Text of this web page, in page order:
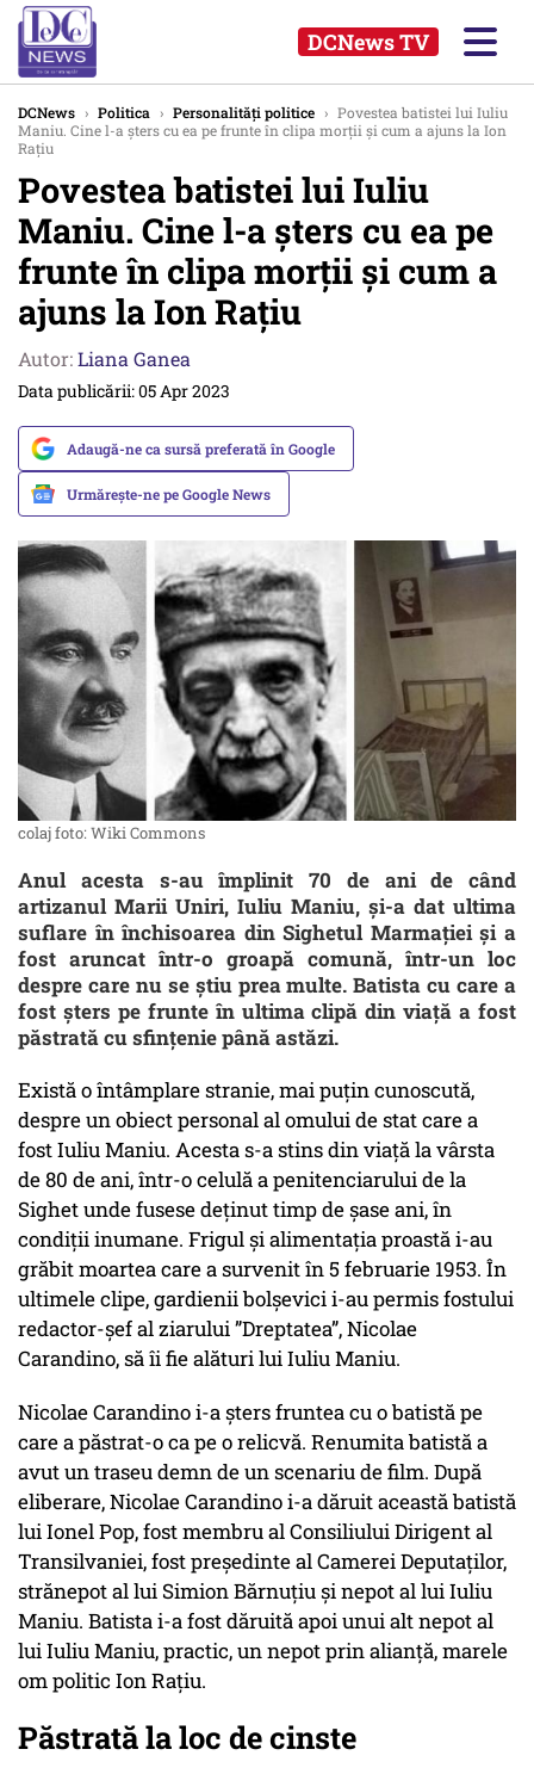
DCNews TV
DCNews › Politica › Personalități politice › Povestea batistei lui Iuliu
Maniu. Cine l-a şters cu ea pe frunte în clipa morţii şi cum a ajuns la Ion
Raţiu
Povestea batistei lui Iuliu
Maniu. Cine l-a şters cu ea pe
frunte în clipa morţii şi cum a
ajuns la Ion Raţiu
Autor:Liana Ganea
Data publicării: 05 Apr 2023
Adaugă-ne ca sursă preferată în Google
Urmărește-ne pe Google News
colaj foto: Wiki Commons
Anul acesta s-au împlinit 70 de ani de când
artizanul Marii Uniri, Iuliu Maniu, şi-a dat ultima
suflare în închisoarea din Sighetul Marmației și a
fost aruncat într-o groapă comună, într-un loc
despre care nu se ştiu prea multe. Batista cu care a
fost şters pe frunte în ultima clipă din viaţă a fost
păstrată cu sfinţenie până astăzi.
Există o întâmplare stranie, mai puțin cunoscută,
despre un obiect personal al omului de stat care a
fost Iuliu Maniu. Acesta s-a stins din viață la vârsta
de 80 de ani, într-o celulă a penitenciarului de la
Sighet unde fusese deținut timp de șase ani, în
condiții inumane. Frigul și alimentația proastă i-au
grăbit moartea care a survenit în 5 februarie 1953. În
ultimele clipe, gardienii bolșevici i-au permis fostului
redactor-șef al ziarului ”Dreptatea”, Nicolae
Carandino, să îi fie alături lui Iuliu Maniu.
Nicolae Carandino i-a șters fruntea cu o batistă pe
care a păstrat-o ca pe o relicvă. Renumita batistă a
avut un traseu demn de un scenariu de film. După
eliberare, Nicolae Carandino i-a dăruit această batistă
lui Ionel Pop, fost membru al Consiliului Dirigent al
Transilvaniei, fost președinte al Camerei Deputaților,
strănepot al lui Simion Bărnuțiu și nepot al lui Iuliu
Maniu. Batista i-a fost dăruită apoi unui alt nepot al
lui Iuliu Maniu, practic, un nepot prin alianță, marele
om politic Ion Rațiu.
Păstrată la loc de cinste